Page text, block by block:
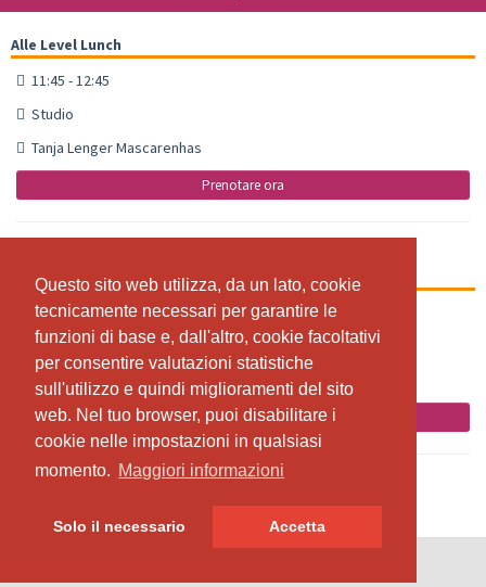
Questo sito web utilizza, da un lato, cookie
tecnicamente necessari per garantire le
funzioni di base e, dall'altro, cookie facoltativi
per consentire valutazioni statistiche
sull'utilizzo e quindi miglioramenti del sito
web. Nel tuo browser, puoi disabilitare i
cookie nelle impostazioni in qualsiasi
momento. Maggiori informazioni
Solo il necessario Accetta
Questo sito web utilizza, da un lato, cookie
tecnicamente necessari per garantire le
funzioni di base e, dall'altro, cookie facoltativi
per consentire valutazioni statistiche
sull'utilizzo e quindi miglioramenti del sito
web. Nel tuo browser, puoi disabilitare i
cookie nelle impostazioni in qualsiasi
momento. Maggiori informazioni
Solo il necessario Accetta
Alle Level Lunch
11:45 - 12:45
Studio
Tanja Lenger Mascarenhas
Prenotare ora
Alle Level Abend
17:30 - 18:45
Studio
Joey Mascarenhas
Prenotare ora